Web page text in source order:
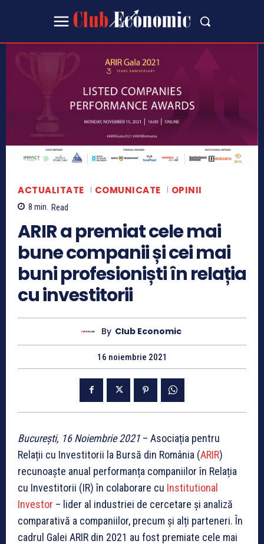
ACTUALITATE COMUNICATE OPINII
8 min. Read
ARIR a premiat cele mai
bune companii și cei mai
buni profesioniști în relația
cu investitorii
By Club Economic
16 noiembrie 2021
București, 16 Noiembrie 2021 – Asociația pentru
Relații cu Investitorii la Bursă din România (ARIR)
recunoaște anual performanța companiilor în Relația
cu Investitorii (IR) în colaborare cu Institutional
Investor – lider al industriei de cercetare și analiză
comparativă a companiilor, precum și alți parteneri. În
cadrul Galei ARIR din 2021 au fost premiate cele mai